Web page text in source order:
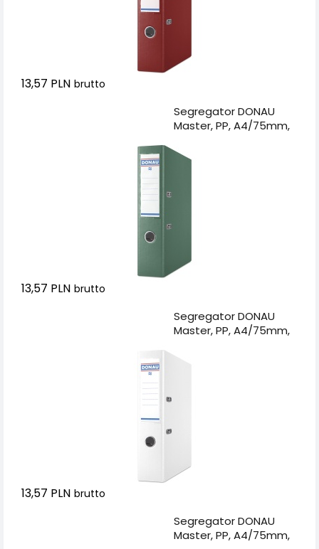
13,57 PLN brutto
Segregator DONAU
Master, PP, A4/75mm,
13,57 PLN brutto
Segregator DONAU
Master, PP, A4/75mm,
13,57 PLN brutto
Segregator DONAU
Master, PP, A4/75mm,